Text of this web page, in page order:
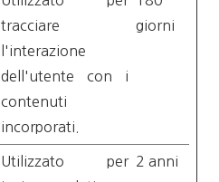
tracciare
l'interazione
dell'utente con i
contenuti
incorporati.
giorni
Utilizzato per 2 anni